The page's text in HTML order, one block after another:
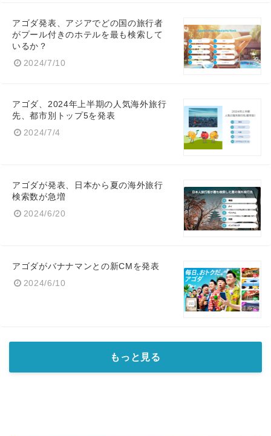
アゴダ発表、アジアでどの国の旅行者
がプール付きのホテルを最も検索して
いるか？
2024/7/10
アゴダ、2024年上半期の人気海外旅行
先、都市別トップ5を発表
2024/7/4
アゴダが発表、日本から夏の海外旅行
検索数が急増
2024/6/20
アゴダがバナナマンとの新CMを発表
2024/6/10
もっと見る